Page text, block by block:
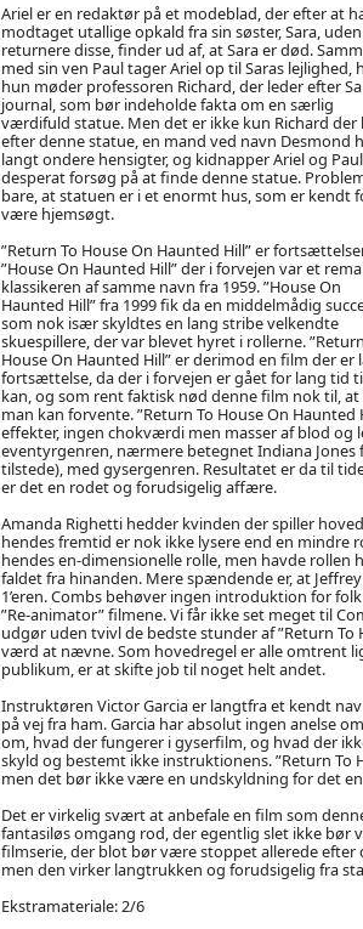
Ariel er en redaktør på et modeblad, der efter at
modtaget utallige opkald fra sin søster, Sara,
returnere disse, finder ud af, at Sara er død.
med sin ven Paul tager Ariel op til Saras lejlighed,
hun møder professoren Richard, der leder efter
journal, som bør indeholde fakta om en særlig
værdifuld statue. Men det er ikke kun Richard der
efter denne statue, en mand ved navn Desmond
langt ondere hensigter, og kidnapper Ariel og
desperat forsøg på at finde denne statue.
bare, at statuen er i et enormt hus, som er kendt
være hjemsøgt.
”Return To House On Haunted Hill” er
”House On Haunted Hill” der i forvejen var et
klassikeren af samme navn fra 1959. ”House On
Haunted Hill” fra 1999 fik da en middelmådig
som nok især skyldtes en lang stribe velkendte
skuespillere, der var blevet hyret i rollerne.
House On Haunted Hill” er derimod en film der
fortsættelse, da der i forvejen er gået for lang tid
kan, og som rent faktisk nød denne film nok til,
man kan forvente. ”Return To House On
effekter, ingen chokværdi men masser af blod
eventyrgenren, nærmere betegnet Indiana Jones
tilstede), med gysergenren. Resultatet er da til
er det en rodet og forudsigelig affære.
Amanda Righetti hedder kvinden der spiller
hendes fremtid er nok ikke lysere end en
hendes en-dimensionelle rolle, men havde
faldet fra hinanden. Mere spændende er, at
1’eren. Combs behøver ingen introduktion for
”Re-animator” filmene. Vi får ikke set meget til
udgør uden tvivl de bedste stunder af ”Return To
værd at nævne. Som hovedregel er alle omtrent
publikum, er at skifte job til noget helt andet.
Instruktøren Victor Garcia er langtfra et kendt
på vej fra ham. Garcia har absolut ingen anelse
om, hvad der fungerer i gyserfilm, og hvad der
skyld og bestemt ikke instruktionens. ”Return To
men det bør ikke være en undskyldning for det
Det er virkelig svært at anbefale en film som
fantasiløs omgang rod, der egentlig slet ikke
filmserie, der blot bør være stoppet allerede
men den virker langtrukken og forudsigelig fra
Ekstramateriale: 2/6